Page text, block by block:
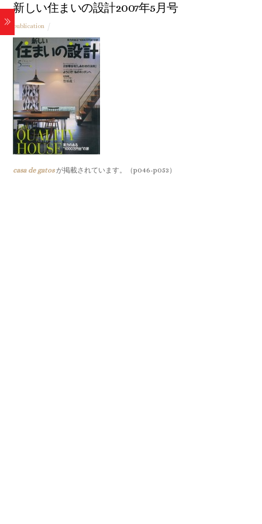
新しい住まいの設計2007年5月号
publication
casa de gatosが掲載されています。（p046-p053）